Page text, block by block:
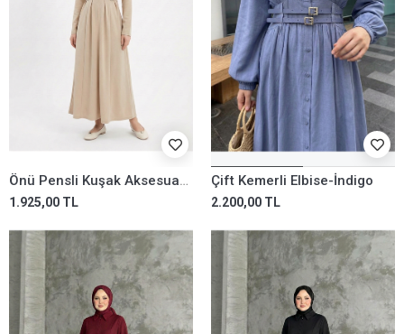
Önü Pensli Kuşak Aksesuar Detay Elbise-Taş
1.925,00 TL
Çift Kemerli Elbise-İndigo
2.200,00 TL